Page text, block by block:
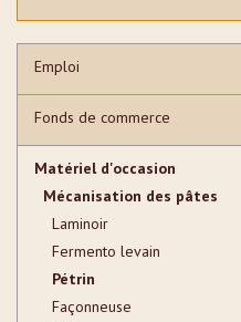
Emploi
Fonds de commerce
Matériel d'occasion
Mécanisation des pâtes
Laminoir
Fermento levain
Pétrin
Façonneuse